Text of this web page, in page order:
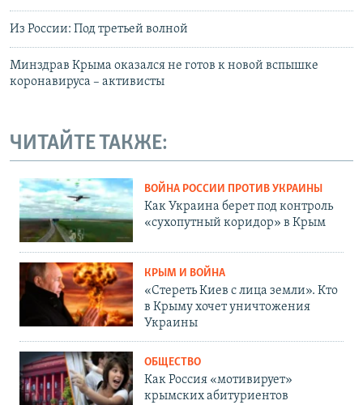
Из России: Под третьей волной
Минздрав Крыма оказался не готов к новой вспышке
коронавируса – активисты
ЧИТАЙТЕ ТАКЖЕ:
ВОЙНА РОССИИ ПРОТИВ УКРАИНЫ
Как Украина берет под контроль
«сухопутный коридор» в Крым
КРЫМ И ВОЙНА
«Стереть Киев с лица земли». Кто
в Крыму хочет уничтожения
Украины
ОБЩЕСТВО
Как Россия «мотивирует»
крымских абитуриентов